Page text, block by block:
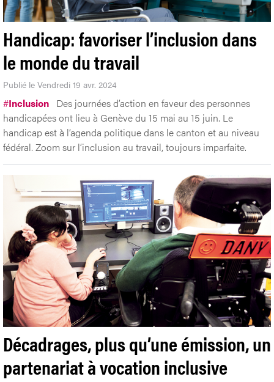
Handicap: favoriser l’inclusion dans
le monde du travail
Publié le Vendredi 19 avr. 2024
#Inclusion Des journées d’action en faveur des personnes
handicapées ont lieu à Genève du 15 mai au 15 juin. Le
handicap est à l’agenda politique dans le canton et au niveau
fédéral. Zoom sur l’inclusion au travail, toujours imparfaite.
Décadrages, plus qu’une émission, un
partenariat à vocation inclusive